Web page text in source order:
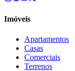
Imóveis
Apartamentos
Casas
Comerciais
Terrenos